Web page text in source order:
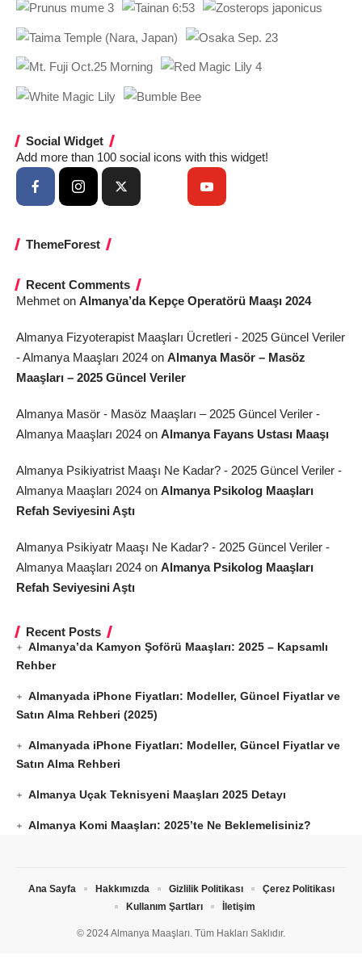
Social Widget
Add more than 100 social icons with this widget!
ThemeForest
Recent Comments
Mehmet on Almanya’da Kepçe Operatörü Maaşı 2024
Almanya Fizyoterapist Maaşları Ücretleri - 2025 Güncel Veriler
- Almanya Maaşları 2024 on Almanya Masör – Masöz
Maaşları – 2025 Güncel Veriler
Almanya Masör - Masöz Maaşları – 2025 Güncel Veriler -
Almanya Maaşları 2024 on Almanya Fayans Ustası Maaşı
Almanya Psikiyatrist Maaşı Ne Kadar? - 2025 Güncel Veriler -
Almanya Maaşları 2024 on Almanya Psikolog Maaşları
Refah Seviyesini Aştı
Almanya Psikiyatr Maaşı Ne Kadar? - 2025 Güncel Veriler -
Almanya Maaşları 2024 on Almanya Psikolog Maaşları
Refah Seviyesini Aştı
Recent Posts
Almanya’da Kamyon Şoförü Maaşları: 2025 – Kapsamlı
Rehber
Almanyada iPhone Fiyatları: Modeller, Güncel Fiyatlar ve
Satın Alma Rehberi (2025)
Almanyada iPhone Fiyatları: Modeller, Güncel Fiyatlar ve
Satın Alma Rehberi
Almanya Uçak Teknisyeni Maaşları 2025 Detayı
Almanya Komi Maaşları: 2025’te Ne Beklemelisiniz?
© 2024 Almanya Maaşları. Tüm Hakları Saklıdır.
Ana Sayfa Hakkımızda Gizlilik Politikası
Çerez Politikası
Kullanım Şartları
İletişim